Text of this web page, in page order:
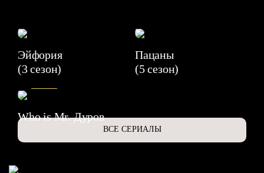
Эйфория
(3 сезон)
Пацаны
(5 сезон)
Who is Mr. Дуров
ВСЕ СЕРИАЛЫ